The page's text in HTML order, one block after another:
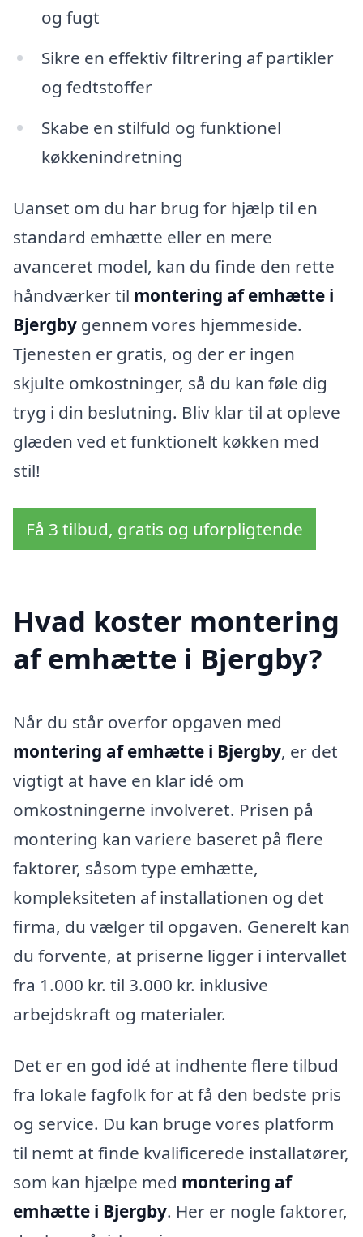
og fugt
Sikre en effektiv filtrering af partikler
og fedtstoffer
Skabe en stilfuld og funktionel
køkkenindretning
Uanset om du har brug for hjælp til en
standard emhætte eller en mere
avanceret model, kan du finde den rette
håndværker til montering af emhætte i
Bjergby gennem vores hjemmeside.
Tjenesten er gratis, og der er ingen
skjulte omkostninger, så du kan føle dig
tryg i din beslutning. Bliv klar til at opleve
glæden ved et funktionelt køkken med
stil!
Få 3 tilbud, gratis og uforpligtende
Hvad koster montering
af emhætte i Bjergby?
Når du står overfor opgaven med
montering af emhætte i Bjergby, er det
vigtigt at have en klar idé om
omkostningerne involveret. Prisen på
montering kan variere baseret på flere
faktorer, såsom type emhætte,
kompleksiteten af installationen og det
firma, du vælger til opgaven. Generelt kan
du forvente, at priserne ligger i intervallet
fra 1.000 kr. til 3.000 kr. inklusive
arbejdskraft og materialer.
Det er en god idé at indhente flere tilbud
fra lokale fagfolk for at få den bedste pris
og service. Du kan bruge vores platform
til nemt at finde kvalificerede installatører,
som kan hjælpe med montering af
emhætte i Bjergby. Her er nogle faktorer,